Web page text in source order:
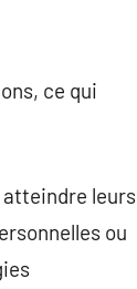
ce qui
leurs
ou